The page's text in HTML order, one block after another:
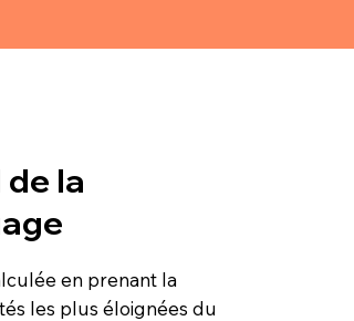
la
en prenant la
les plus éloignées du